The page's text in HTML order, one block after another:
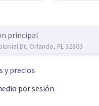
principal
Dr, Orlando, FL 32803
y precios
por sesión